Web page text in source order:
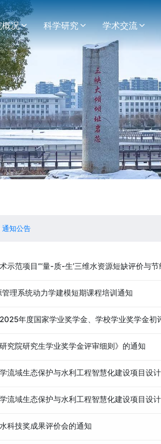
概况 科学研究 学术交流
通知公告
示范项目“‘量-质-生’三维水资源短缺评价与
理系统动力学建模短期课程培训通知
年度国家学业奖学金、学校学业奖学金初
究院研究生学业奖学金评审细则》的通知
流域生态保护与水利工程智慧化建设项目设
流域生态保护与水利工程智慧化建设项目设
科技奖成果评价会的通知